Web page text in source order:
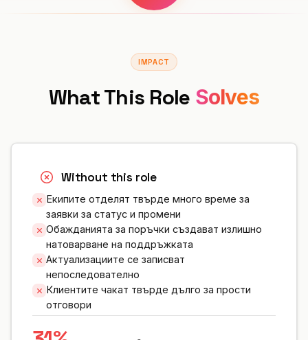
IMPACT
What This Role Solves
Without this role
Екипите отделят твърде много време за
заявки за статус и промени
Обажданията за поръчки създават излишно
натоварване на поддръжката
Актуализациите се записват
непоследователно
Клиентите чакат твърде дълго за прости
отговори